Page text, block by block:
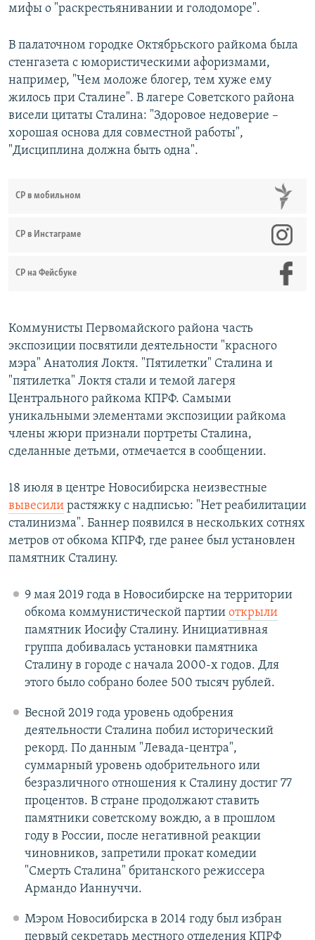
мифы о "раскрестьянивании и голодоморе".
В палаточном городке Октябрьского райкома была
стенгазета с юмористическими афоризмами,
например, "Чем моложе блогер, тем хуже ему
жилось при Сталине". В лагере Советского района
висели цитаты Сталина: "Здоровое недоверие –
хорошая основа для совместной работы",
"Дисциплина должна быть одна".
СР в мобильном
СР в Инстаграме
СР на Фейсбуке
Коммунисты Первомайского района часть
экспозиции посвятили деятельности "красного
мэра" Анатолия Локтя. "Пятилетки" Сталина и
"пятилетка" Локтя стали и темой лагеря
Центрального райкома КПРФ. Самыми
уникальными элементами экспозиции райкома
члены жюри признали портреты Сталина,
сделанные детьми, отмечается в сообщении.
18 июля в центре Новосибирска неизвестные
вывесили растяжку с надписью: "Нет реабилитации
сталинизма". Баннер появился в нескольких сотнях
метров от обкома КПРФ, где ранее был установлен
памятник Сталину.
9 мая 2019 года в Новосибирске на территории
обкома коммунистической партии открыли
памятник Иосифу Сталину. Инициативная
группа добивалась установки памятника
Сталину в городе с начала 2000-х годов. Для
этого было собрано более 500 тысяч рублей.
Весной 2019 года уровень одобрения
деятельности Сталина побил исторический
рекорд. По данным "Левада-центра",
суммарный уровень одобрительного или
безразличного отношения к Сталину достиг 77
процентов. В стране продолжают ставить
памятники советскому вождю, а в прошлом
году в России, после негативной реакции
чиновников, запретили прокат комедии
"Смерть Сталина" британского режиссера
Армандо Ианнуччи.
Мэром Новосибирска в 2014 году был избран
первый секретарь местного отделения КПРФ